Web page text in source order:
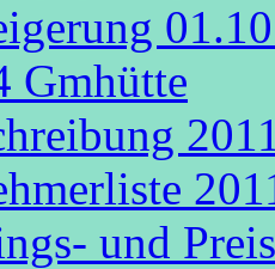
Gmhütte
und